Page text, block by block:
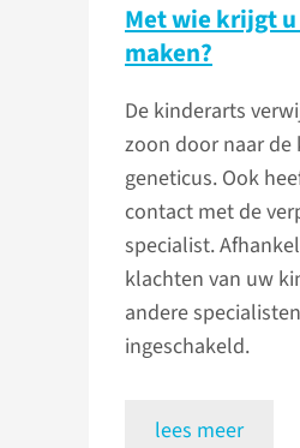
Met wie krijgt
maken?
De kinderarts
zoon door naar de
geneticus. Ook
contact met de
specialist.
klachten van uw
andere specialisten
ingeschakeld.
lees meer